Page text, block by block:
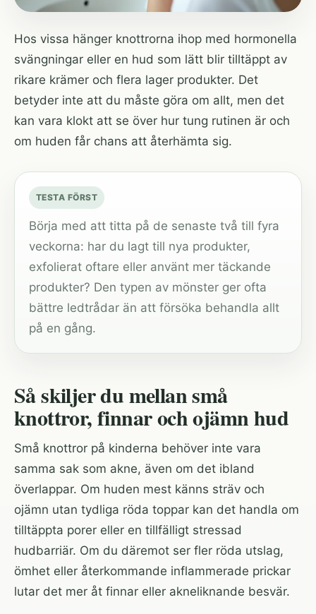
Hos vissa hänger knottrorna ihop med hormonella
svängningar eller en hud som lätt blir tilltäppt av
rikare krämer och flera lager produkter. Det
betyder inte att du måste göra om allt, men det
kan vara klokt att se över hur tung rutinen är och
om huden får chans att återhämta sig.
TESTA FÖRST
Börja med att titta på de senaste två till fyra
veckorna: har du lagt till nya produkter,
exfolierat oftare eller använt mer täckande
produkter? Den typen av mönster ger ofta
bättre ledtrådar än att försöka behandla allt
på en gång.
Så skiljer du mellan små
knottror, finnar och ojämn hud
Små knottror på kinderna behöver inte vara
samma sak som akne, även om det ibland
överlappar. Om huden mest känns sträv och
ojämn utan tydliga röda toppar kan det handla om
tilltäppta porer eller en tillfälligt stressad
hudbarriär. Om du däremot ser fler röda utslag,
ömhet eller återkommande inflammerade prickar
lutar det mer åt finnar eller akneliknande besvär.